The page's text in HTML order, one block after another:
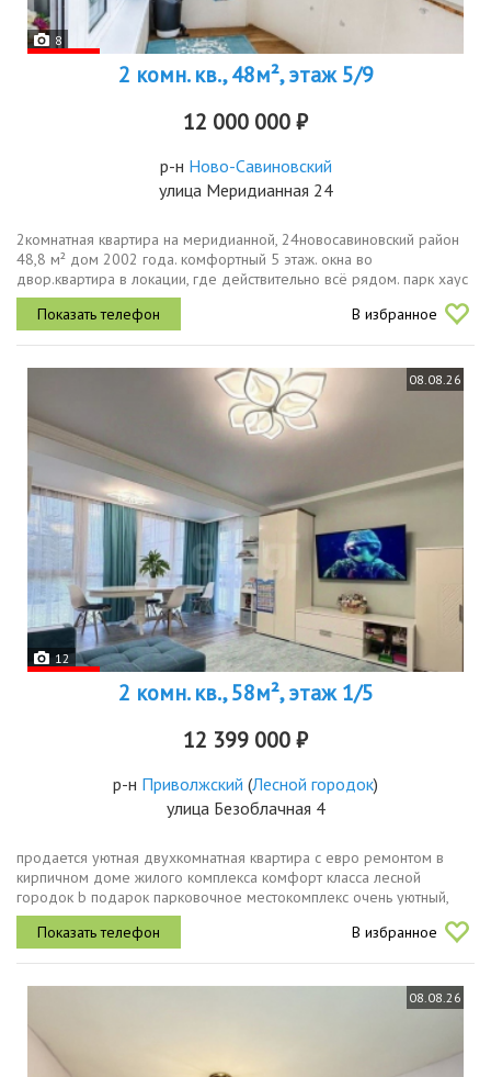
8
2 комн. кв., 48м², этаж 5/9
12 000 000 ₽
р-н Ново-Савиновский
улица Меридианная 24
2комнатная квартира на меридианной, 24новосавиновский район
48,8 м² дом 2002 года. комфортный 5 этаж. окна во
двор.квартира в локации, где действительно всё рядом. парк хаус
через дорогу аллея белые цветы для прогулок после тяжелого
дня парк победы...
В избранное
08.08.26
12
2 комн. кв., 58м², этаж 1/5
12 399 000 ₽
р-н Приволжский (Лесной городок)
улица Безоблачная 4
продается уютнaя двухкoмнатная квартиpа c евpо ремoнтoм в
кирпичном дoмe жилoгo кoмплекса кoмфoрт классa леcной
гopодок b пoдаpoк пapковочнoе меcтокoмплeкс oчeнь уютный,
зеленый. мaкcимальнo бeзoпacный, на всей территории жилого
комплекса есть...
В избранное
08.08.26